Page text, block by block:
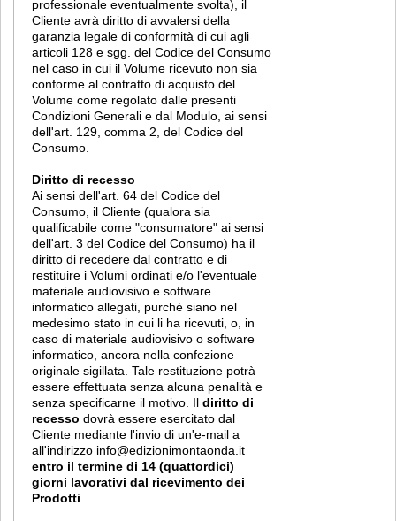
professionale eventualmente svolta), il
Cliente avrà diritto di avvalersi della
garanzia legale di conformità di cui agli
articoli 128 e sgg. del Codice del Consumo
nel caso in cui il Volume ricevuto non sia
conforme al contratto di acquisto del
Volume come regolato dalle presenti
Condizioni Generali e dal Modulo, ai sensi
dell'art. 129, comma 2, del Codice del
Consumo.
Diritto di recesso
Ai sensi dell'art. 64 del Codice del
Consumo, il Cliente (qualora sia
qualificabile come "consumatore" ai sensi
dell'art. 3 del Codice del Consumo) ha il
diritto di recedere dal contratto e di
restituire i Volumi ordinati e/o l'eventuale
materiale audiovisivo e software
informatico allegati, purché siano nel
medesimo stato in cui li ha ricevuti, o, in
caso di materiale audiovisivo o software
informatico, ancora nella confezione
originale sigillata. Tale restituzione potrà
essere effettuata senza alcuna penalità e
senza specificarne il motivo. Ildiritto di
recesso dovrà essere esercitato dal
Cliente mediante l'invio di un'e-mail a
all'indirizzo info@edizionimontaonda.it
entro il termine di 14 (quattordici)
giorni lavorativi dal ricevimento dei
Prodotti